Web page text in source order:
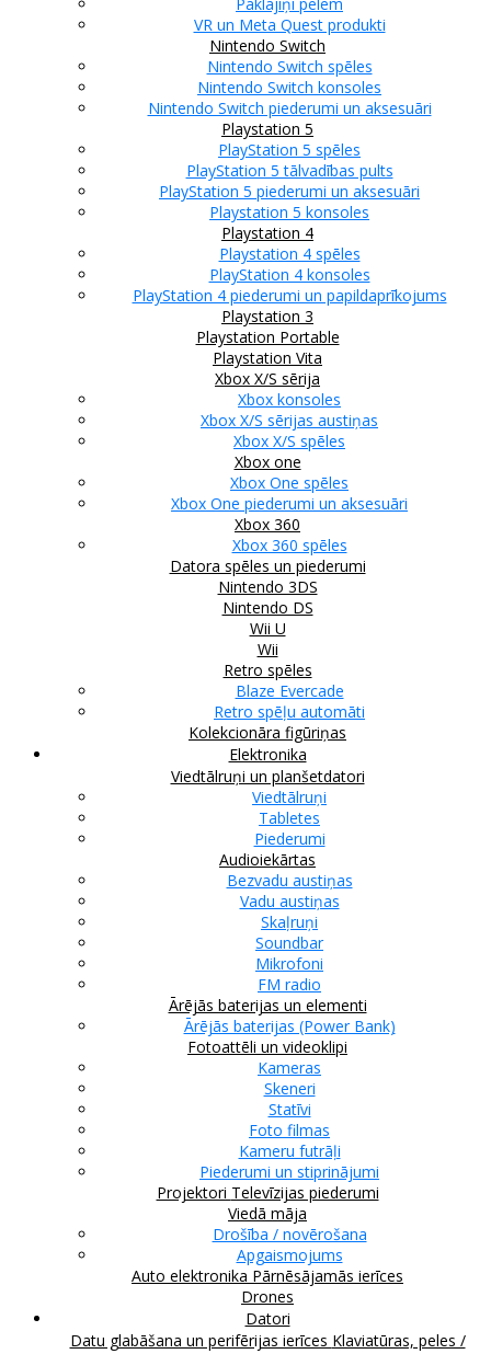
VR un Meta Quest produkti
Nintendo Switch
Nintendo Switch spēles
Nintendo Switch konsoles
Nintendo Switch piederumi un aksesuāri
Playstation 5
PlayStation 5 spēles
PlayStation 5 tālvadības pults
PlayStation 5 piederumi un aksesuāri
Playstation 5 konsoles
Playstation 4
Playstation 4 spēles
PlayStation 4 konsoles
PlayStation 4 piederumi un papildaprīkojums
Playstation 3
Playstation Portable
Playstation Vita
Xbox X/S sērija
Xbox konsoles
Xbox X/S sērijas austiņas
Xbox X/S spēles
Xbox one
Xbox One spēles
Xbox One piederumi un aksesuāri
Xbox 360
Xbox 360 spēles
Datora spēles un piederumi
Nintendo 3DS
Nintendo DS
Wii U
Wii
Retro spēles
Blaze Evercade
Retro spēļu automāti
Kolekcionāra figūriņas
Elektronika
Viedtālruņi un planšetdatori
Viedtālruņi
Tabletes
Piederumi
Audioiekārtas
Bezvadu austiņas
Vadu austiņas
Skaļruņi
Soundbar
Mikrofoni
FM radio
Ārējās baterijas un elementi
Ārējās baterijas (Power Bank)
Fotoattēli un videoklipi
Kameras
Skeneri
Statīvi
Foto filmas
Kameru futrāļi
Piederumi un stiprinājumi
Projektori Televīzijas piederumi
Viedā māja
Drošība / novērošana
Apgaismojums
Auto elektronika Pārnēsājamās ierīces
Drones
Datori
Datu glabāšana un perifērijas ierīces Klaviatūras, peles /